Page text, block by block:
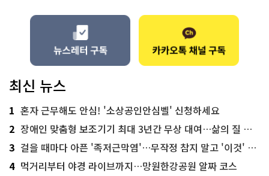
최신 뉴스
1 혼자 근무해도 안심! '소상공인안심벨' 신청하세요
2 장애인 맞춤형 보조기기 최대 3년간 무상 대여…삶의 질 높인다
3 걸을 때마다 아픈 '족저근막염'…무작정 참지 말고 '이것' 해보세요!
4 먹거리부터 야경 라이브까지…망원한강공원 알짜 코스